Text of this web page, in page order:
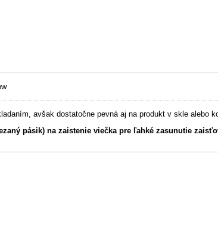
avšak dostatočne pevná aj na produkt v skle alebo
pásik) na zaistenie viečka pre ľahké zasunutie